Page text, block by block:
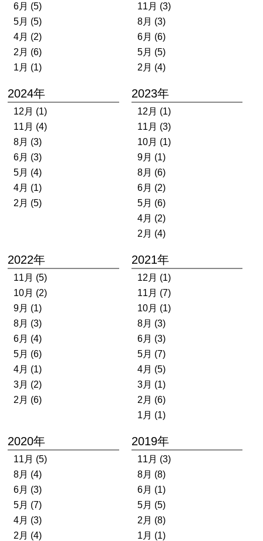
6月 (5)
5月 (5)
4月 (2)
2月 (6)
1月 (1)
11月 (3)
8月 (3)
6月 (6)
5月 (5)
2月 (4)
2024年
12月 (1)
11月 (4)
8月 (3)
6月 (3)
5月 (4)
4月 (1)
2月 (5)
2023年
12月 (1)
11月 (3)
10月 (1)
9月 (1)
8月 (6)
6月 (2)
5月 (6)
4月 (2)
2月 (4)
2022年
11月 (5)
10月 (2)
9月 (1)
8月 (3)
6月 (4)
5月 (6)
4月 (1)
3月 (2)
2月 (6)
2021年
12月 (1)
11月 (7)
10月 (1)
8月 (3)
6月 (3)
5月 (7)
4月 (5)
3月 (1)
2月 (6)
1月 (1)
2020年
11月 (5)
8月 (4)
6月 (3)
5月 (7)
4月 (3)
2月 (4)
2019年
11月 (3)
8月 (8)
6月 (1)
5月 (5)
2月 (8)
1月 (1)